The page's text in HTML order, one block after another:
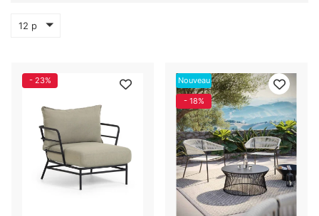
12 p
- 23% Nouveau
- 18%